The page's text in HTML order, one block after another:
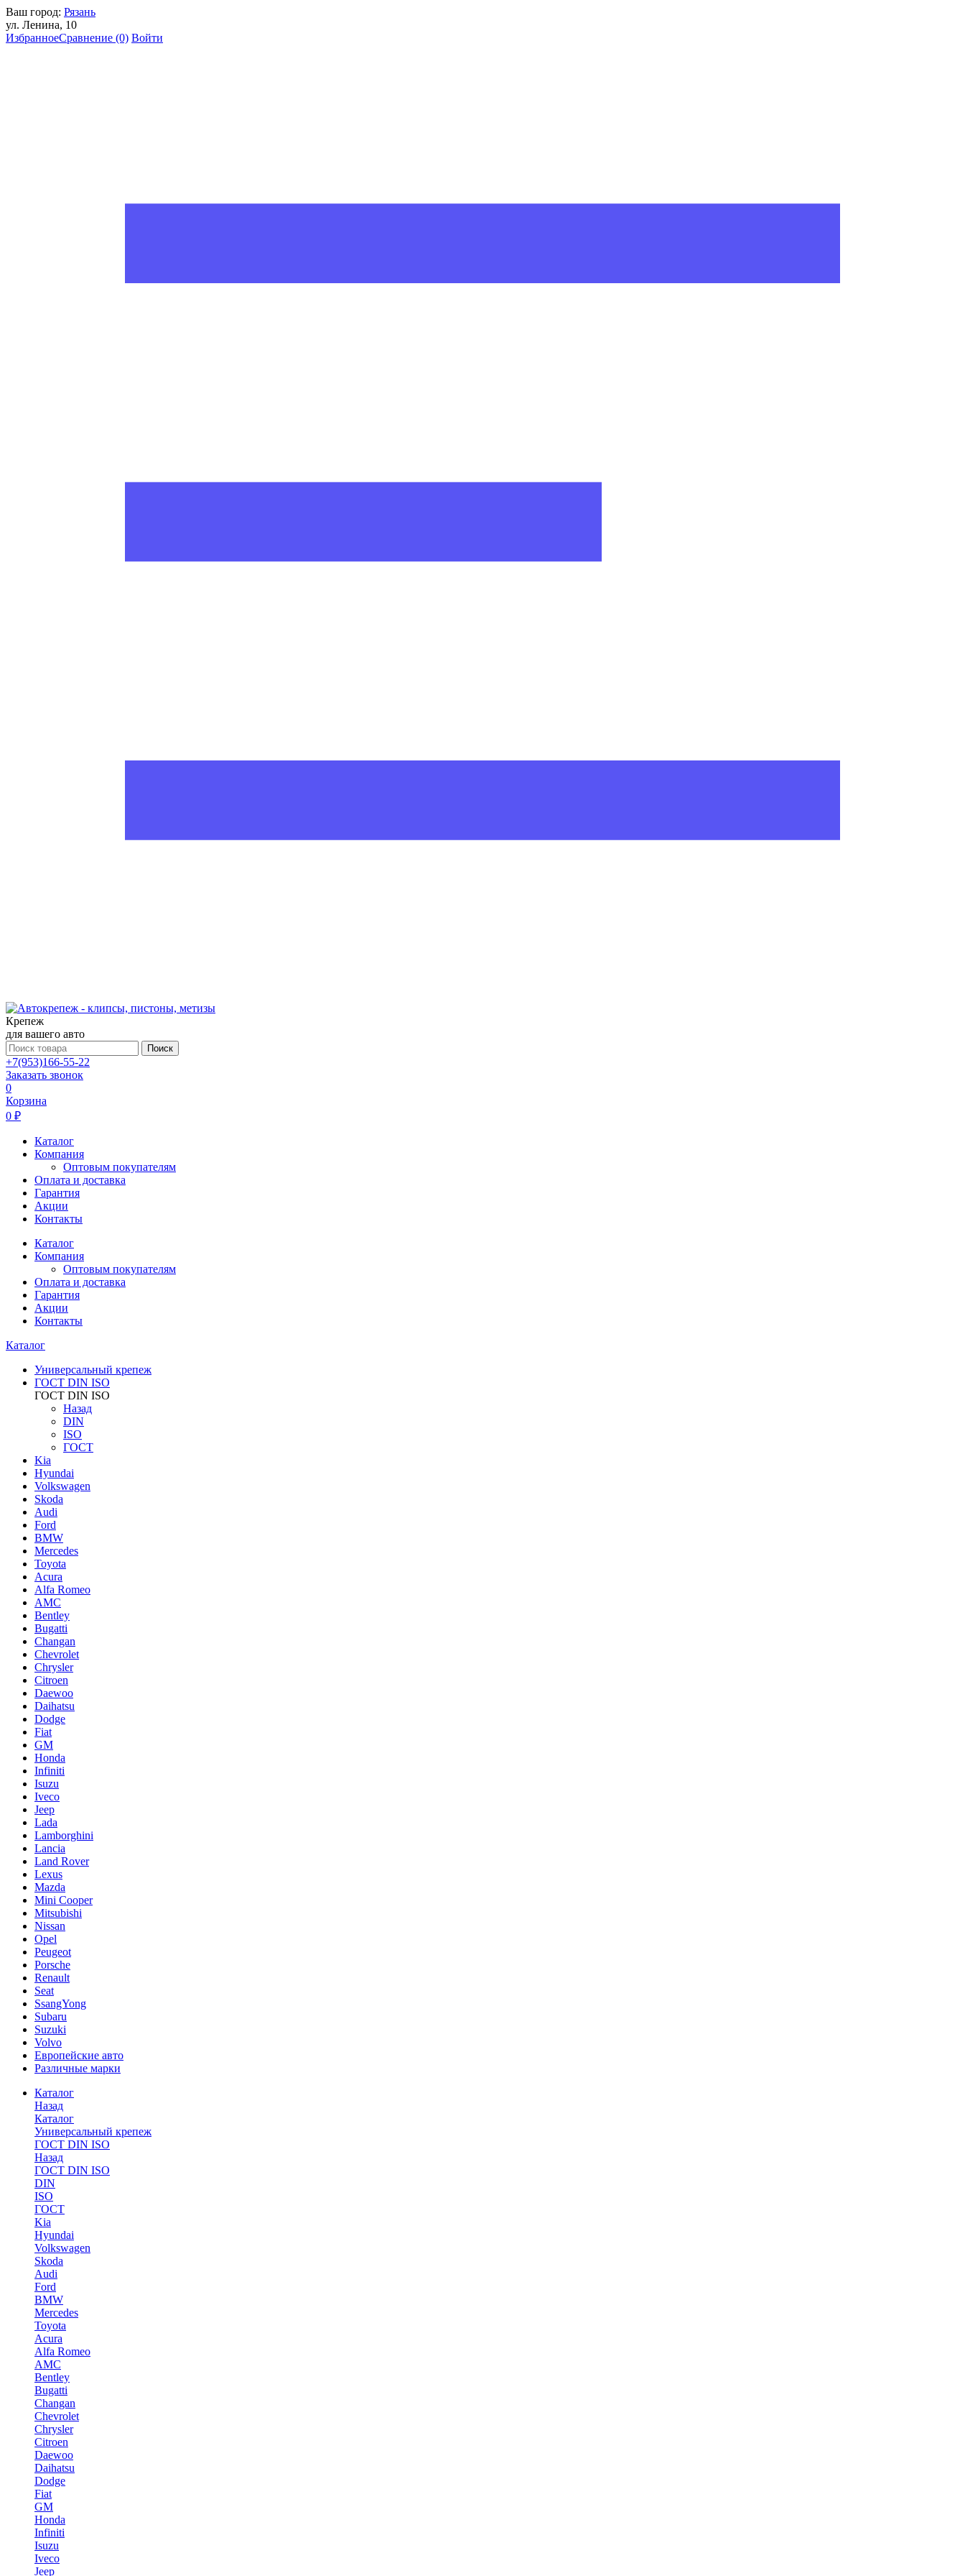
Ваш город: Рязань
ул. Ленина, 10
ИзбранноеСравнение (0) Войти
Крепеж
для вашего авто
Поиск
+7(953)166-55-22
Заказать звонок
0
Корзина
0 ₽
Каталог
Компания
Оптовым покупателям
Оплата и доставка
Гарантия
Акции
Контакты
Каталог
Компания
Оптовым покупателям
Оплата и доставка
Гарантия
Акции
Контакты
Каталог
Универсальный крепеж
ГОСТ DIN ISO
ГОСТ DIN ISO
Назад
DIN
ISO
ГОСТ
Kia
Hyundai
Volkswagen
Skoda
Audi
Ford
BMW
Mercedes
Toyota
Acura
Alfa Romeo
AMC
Bentley
Bugatti
Changan
Chevrolet
Chrysler
Citroen
Daewoo
Daihatsu
Dodge
Fiat
GM
Honda
Infiniti
Isuzu
Iveco
Jeep
Lada
Lamborghini
Lancia
Land Rover
Lexus
Mazda
Mini Cooper
Mitsubishi
Nissan
Opel
Peugeot
Porsche
Renault
Seat
SsangYong
Subaru
Suzuki
Volvo
Европейские авто
Различные марки
Каталог
Назад
Каталог
Универсальный крепеж
ГОСТ DIN ISO
Назад
ГОСТ DIN ISO
DIN
ISO
ГОСТ
Kia
Hyundai
Volkswagen
Skoda
Audi
Ford
BMW
Mercedes
Toyota
Acura
Alfa Romeo
AMC
Bentley
Bugatti
Changan
Chevrolet
Chrysler
Citroen
Daewoo
Daihatsu
Dodge
Fiat
GM
Honda
Infiniti
Isuzu
Iveco
Jeep